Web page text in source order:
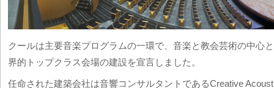
クールは主要音楽プログラムの一環で、音楽と教会芸術の中心
界的トップクラス会場の建設を宣言しました。
任命された建築会社は音響コンサルタントであるCreative